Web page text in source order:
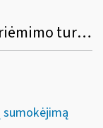
Per kiek dienų po sprendimo priėmimo turi būti sudaryta mokestinės paskolos sutartis ir patvirtintas mokėjimo grafikas?
sumokėjimą